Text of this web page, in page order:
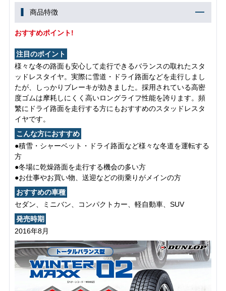
商品特徴
おすすめポイント!
注目のポイント
様々な冬の路面も安心して走行できるバランスの取れたスタ
ッドレスタイヤ。実際に雪道・ドライ路面などを走行しまし
たが、しっかりブレーキが効きました。採用されている高密
度ゴムは摩耗しにくく高いロングライフ性能を誇ります。頻
繁にドライ路面を走行する方にもおすすめのスタッドレスタ
イヤです。
こんな方におすすめ
●積雪・シャーベット・ドライ路面など様々な冬道を運転する
方
●冬場に乾燥路面を走行する機会の多い方
●お仕事やお買い物、送迎などの街乗りがメインの方
おすすめの車種
セダン、ミニバン、コンパクトカー、軽自動車、SUV
発売時期
2016年8月